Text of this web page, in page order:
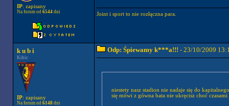
IP: zapisany
Na forum od 6544dni Joint i sport to nie rozłączna para.
k u b i
Kibic
IP: zapisany
Na forum od 6148dni
Odp: Śpiewamy k***a!!! - 23/10/2009
niestety nasz stadion nie nadaje się do
się mówi z gówna bata nie ukręcisz choć